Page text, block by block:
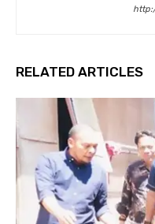
RELATED ARTICLES